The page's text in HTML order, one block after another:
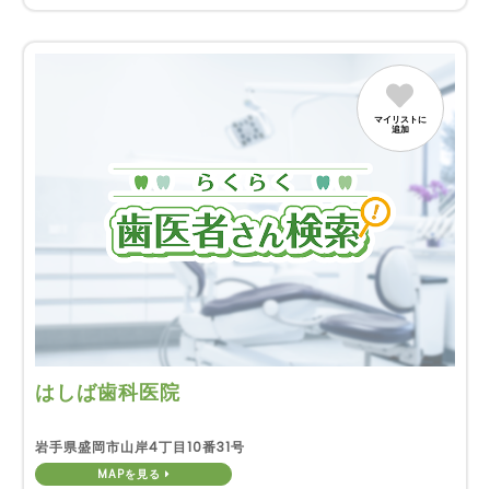
はしば歯科医院
マイリストに
追加
岩手県盛岡市山岸4丁目10番31号
MAPを見る